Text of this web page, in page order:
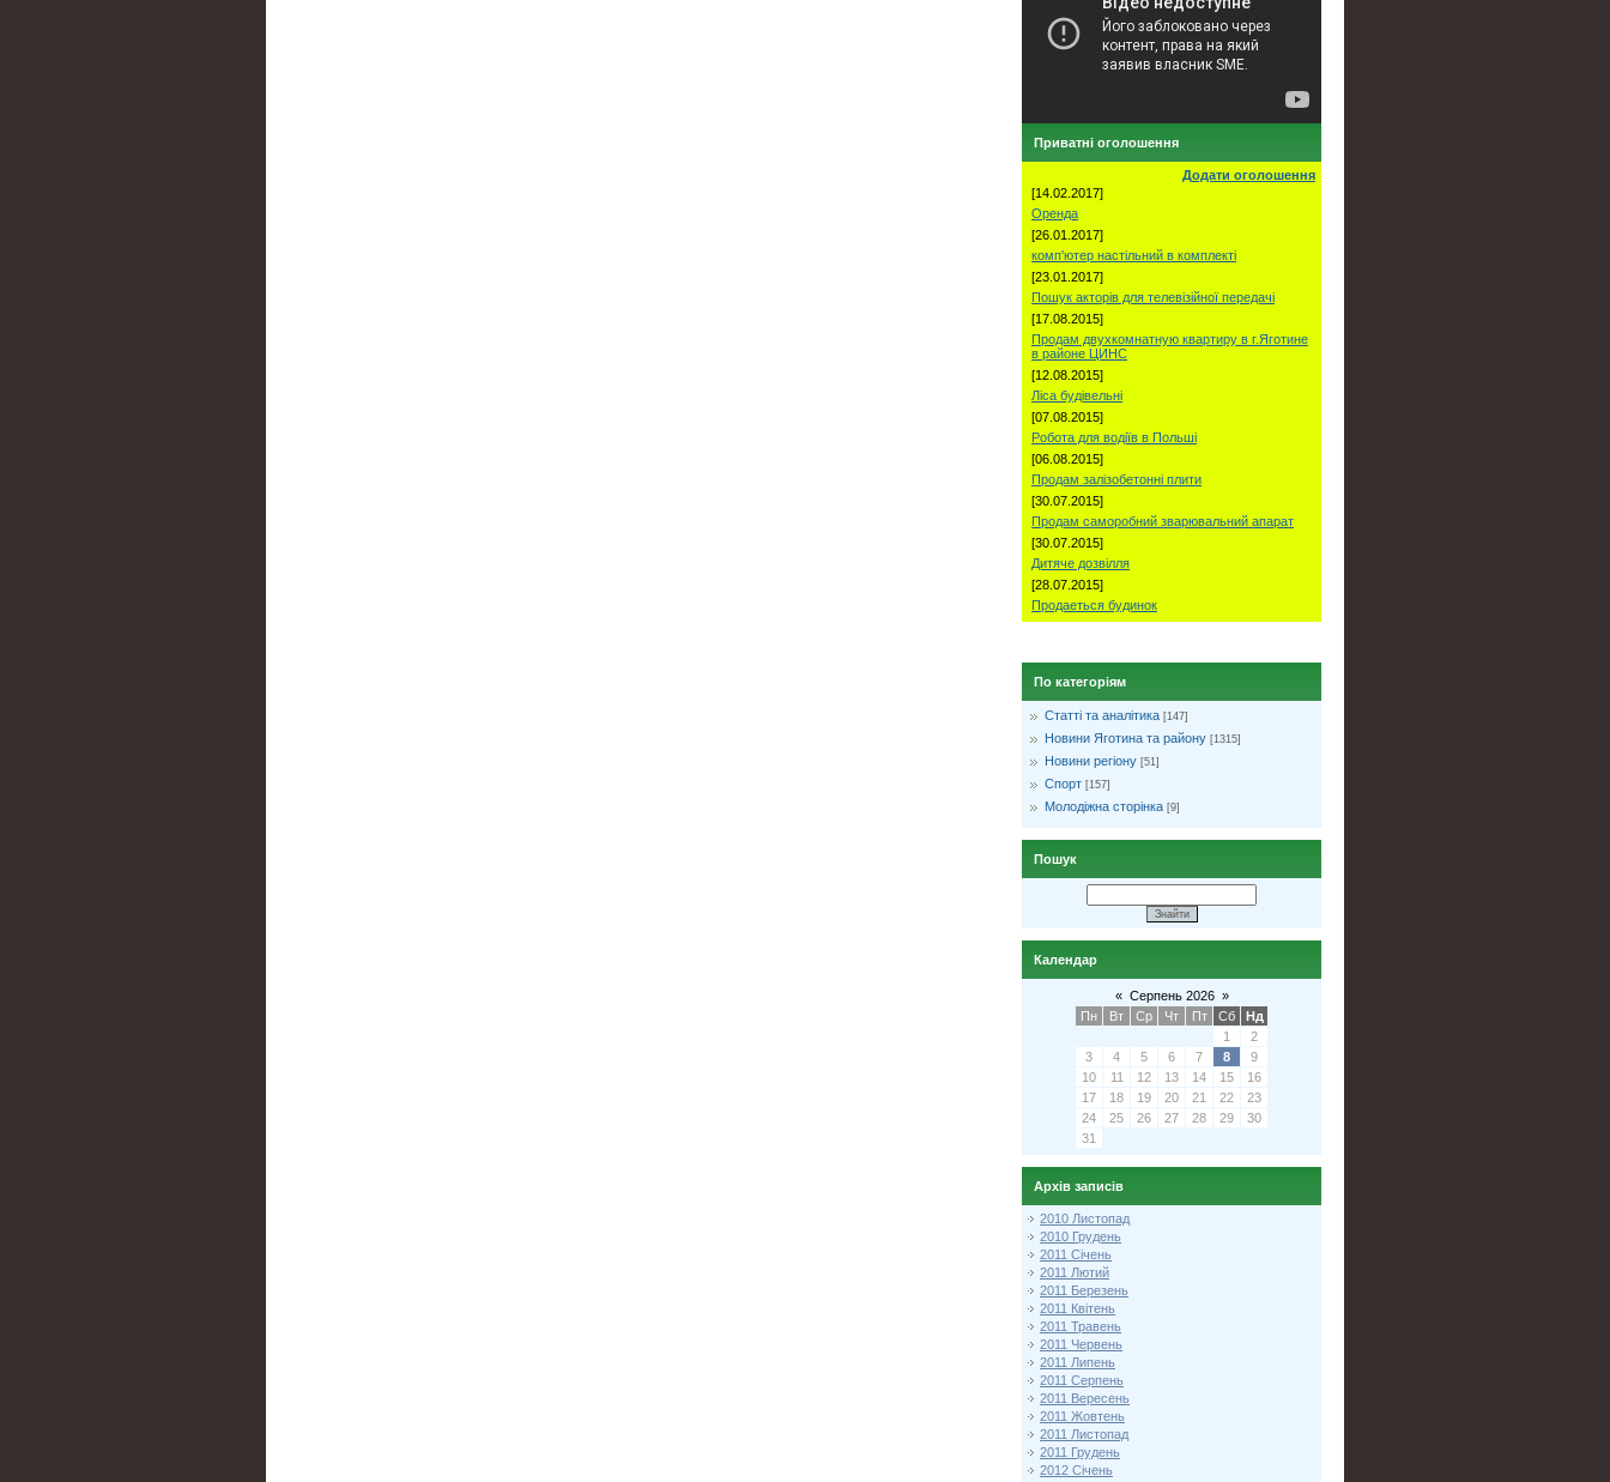
Приватні оголошення
Додати оголошення
[14.02.2017]
Оренда
[26.01.2017]
комп'ютер настільний в комплекті
[23.01.2017]
Пошук акторів для телевізійної передачі
[17.08.2015]
Продам двухкомнатную квартиру в г.Яготине
в районе ЦИНС
[12.08.2015]
Ліса будівельні
[07.08.2015]
Робота для водіїв в Польші
[06.08.2015]
Продам залізобетонні плити
[30.07.2015]
Продам саморобний зварювальний апарат
[30.07.2015]
Дитяче дозвілля
[28.07.2015]
Продаеться будинок
По категоріям
Статті та аналітика [147]
Новини Яготина та району [1315]
Новини регіону [51]
Спорт [157]
Молодіжна сторінка [9]
Пошук
Календар
« Серпень 2026 »
Пн
Вт Ср Чт Пт Сб
Нд
1
2
3
4 5 6 7 8
9
10
11 12 13 14 15
16
17
18 19 20 21 22
23
24
25 26 27 28 29
30
31
Архів записів
2010 Листопад
2010 Грудень
2011 Січень
2011 Лютий
2011 Березень
2011 Квітень
2011 Травень
2011 Червень
2011 Липень
2011 Серпень
2011 Вересень
2011 Жовтень
2011 Листопад
2011 Грудень
2012 Січень